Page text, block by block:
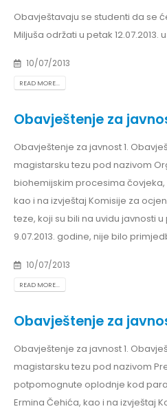
Obavještavaju se studenti da se
Miljuša održati u petak 12.07.2013. u
10/07/2013
READ MORE...
Obavještenje za
Obavještenje za javnost 1.
magistarsku tezu pod nazivom
biohemijskim procesima
kao i na izvještaj Komisije za
teze, koji su bili na uvidu javnosti
9.07.2013. godine, nije bilo
10/07/2013
READ MORE...
Obavještenje za
Obavještenje za javnost 1.
magistarsku tezu pod nazivom
potpomognute oplodnje kod
Ermina Čehića, kao i na izvještaj